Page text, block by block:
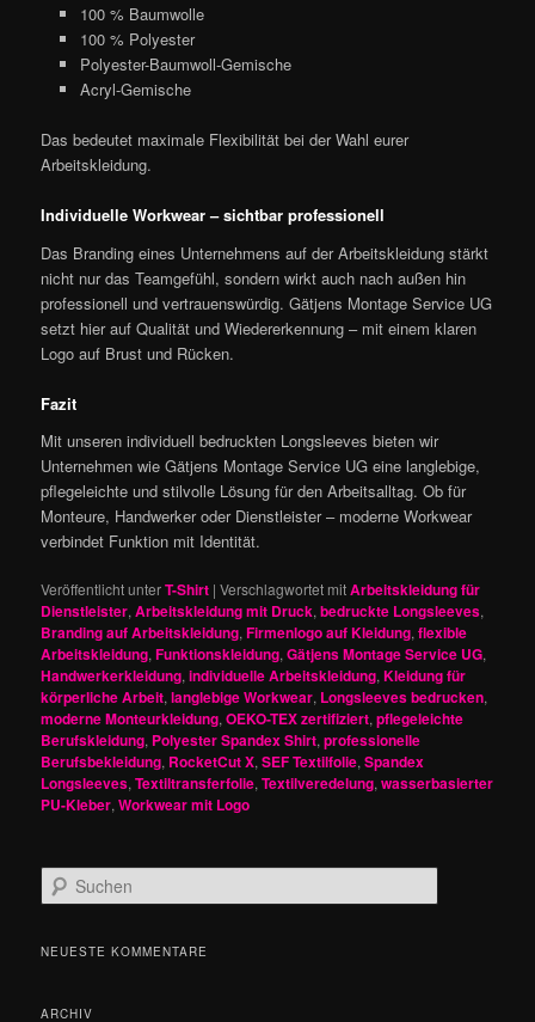
100 % Baumwolle
100 % Polyester
Polyester-Baumwoll-Gemische
Acryl-Gemische
Das bedeutet maximale Flexibilität bei der Wahl eurer
Arbeitskleidung.
Individuelle Workwear – sichtbar professionell
Das Branding eines Unternehmens auf der Arbeitskleidung stärkt
nicht nur das Teamgefühl, sondern wirkt auch nach außen hin
professionell und vertrauenswürdig. Gätjens Montage Service UG
setzt hier auf Qualität und Wiedererkennung – mit einem klaren
Logo auf Brust und Rücken.
Fazit
Mit unseren individuell bedruckten Longsleeves bieten wir
Unternehmen wie Gätjens Montage Service UG eine langlebige,
pflegeleichte und stilvolle Lösung für den Arbeitsalltag. Ob für
Monteure, Handwerker oder Dienstleister – moderne Workwear
verbindet Funktion mit Identität.
Veröffentlicht unterT-Shirt |Verschlagwortet mitArbeitskleidung für
Dienstleister,Arbeitskleidung mit Druck,bedruckte Longsleeves,
Branding auf Arbeitskleidung,Firmenlogo auf Kleidung,flexible
Arbeitskleidung,Funktionskleidung,Gätjens Montage Service UG,
Handwerkerkleidung,individuelle Arbeitskleidung,Kleidung für
körperliche Arbeit,langlebige Workwear, Longsleeves bedrucken,
moderne Monteurkleidung,OEKO-TEX zertifiziert,pflegeleichte
Berufskleidung, Polyester Spandex Shirt,professionelle
Berufsbekleidung, RocketCut X,SEF Textilfolie,Spandex
Longsleeves,Textiltransferfolie,Textilveredelung,wasserbasierter
PU-Kleber,Workwear mit Logo
u
h
NEUESTE KOMMENTARE
ARCHIV